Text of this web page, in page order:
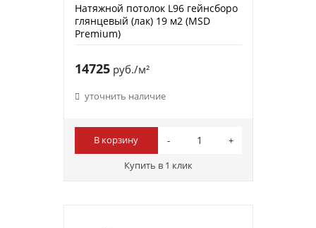
Натяжной потолок L96 гейнсборо
глянцевый (лак) 19 м2 (MSD
Premium)
14725руб./м²
уточнить наличие
В корзину
Купить в 1 клик